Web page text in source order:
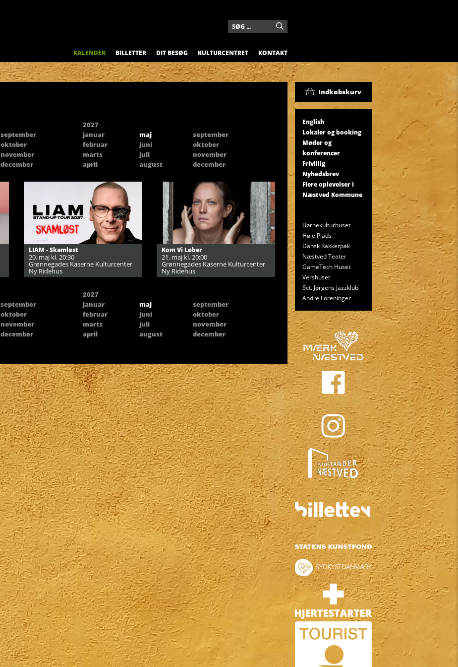
KALENDER BILLETTER DIT BESØG KULTURCENTRET KONTAKT
september
oktober
november
december
2027
januar
maj
september
februar
juni
oktober
marts
juli
november
april
august december
LIAM - Skamløst
20. maj kl. 20:30
Grønnegades Kaserne Kulturcenter
Ny Ridehus
Kom Vi Løber
21. maj kl. 20:00
Grønnegades Kaserne Kulturcenter
Ny Ridehus
september
oktober
november
december
2027
januar
maj
september
februar
juni
oktober
marts
juli
november
april
august december
Indkøbskurv
English
Lokaler og booking
Møder og
konferencer
Frivillig
Nyhedsbrev
Flere oplevelser i
Næstved Kommune
Børnekulturhuset
Høje Plads
Dansk Rakkerpak
Næstved Teater
GameTech Huset
Vershuset
Sct. Jørgens Jazzklub
Andre Foreninger